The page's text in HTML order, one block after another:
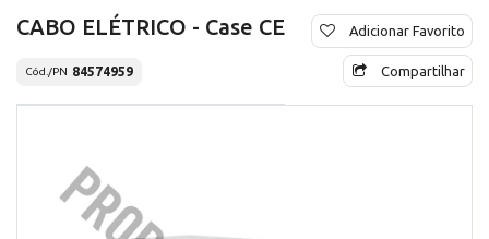
CABO ELÉTRICO - Case CE
Cód./PN 84574959
Adicionar Favorito
Compartilhar